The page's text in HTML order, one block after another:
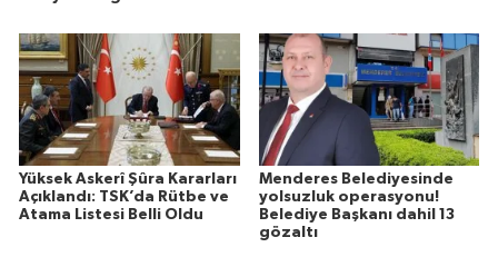
Yüksek Askerî Şûra Kararları
Açıklandı: TSK’da Rütbe ve
Atama Listesi Belli Oldu
Menderes Belediyesinde
yolsuzluk operasyonu!
Belediye Başkanı dahil 13
gözaltı